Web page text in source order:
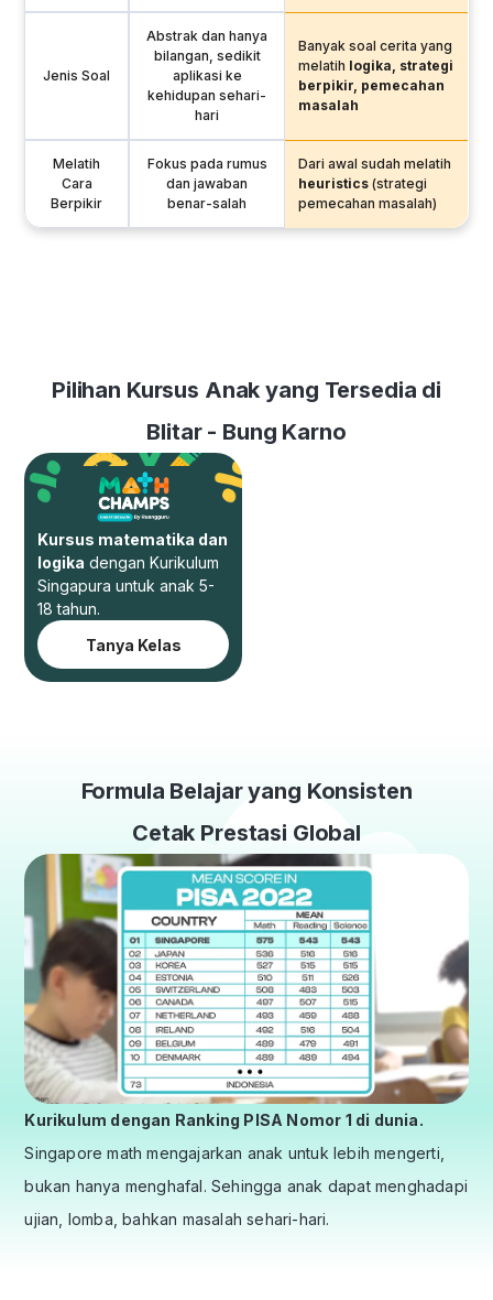
Jenis Soal
Abstrak dan hanya
bilangan, sedikit
aplikasi ke
kehidupan sehari-
hari
Banyak soal cerita yang
melatih logika, strategi
berpikir, pemecahan
masalah
Melatih
Cara
Berpikir
Fokus pada rumus
dan jawaban
benar-salah
Dari awal sudah melatih
heuristics (strategi
pemecahan masalah)
Pilihan Kursus Anak yang Tersedia di
Blitar - Bung Karno
Kursus matematika dan
logika dengan Kurikulum
Singapura untuk anak 5-
18 tahun.
Tanya Kelas
Formula Belajar yang Konsisten
Cetak Prestasi Global
Kurikulum dengan Ranking PISA Nomor 1 di dunia.
Singapore math mengajarkan anak untuk lebih mengerti,
bukan hanya menghafal. Sehingga anak dapat menghadapi
ujian, lomba, bahkan masalah sehari-hari.